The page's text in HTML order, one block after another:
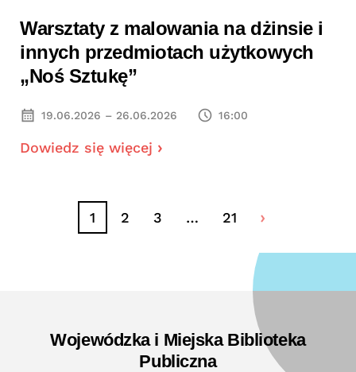
Warsztaty z malowania na dżinsie i
innych przedmiotach użytkowych
„Noś Sztukę”
19.06.2026 – 26.06.2026 16:00
Dowiedz się więcej
1 2 3 … 21
Wojewódzka i Miejska Biblioteka
Publiczna